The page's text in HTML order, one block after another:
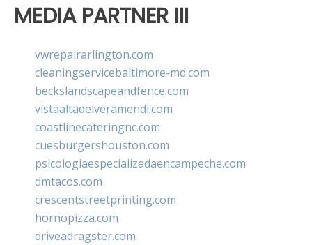
MEDIA PARTNER III
vwrepairarlington.com
cleaningservicebaltimore-md.com
beckslandscapeandfence.com
vistaaltadelveramendi.com
coastlinecateringnc.com
cuesburgershouston.com
psicologiaespecializadaencampeche.com
dmtacos.com
crescentstreetprinting.com
hornopizza.com
driveadragster.com